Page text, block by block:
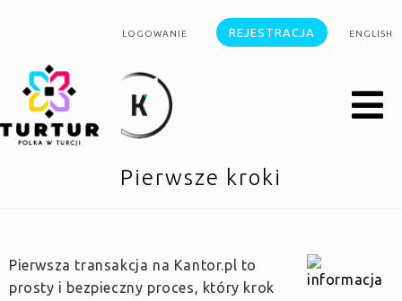
LOGOWANIE REJESTRACJA ENGLISH
Pierwsze kroki
Pierwsza transakcja na Kantor.pl to
prosty i bezpieczny proces, który krok